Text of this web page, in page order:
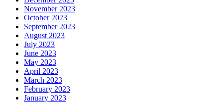
November 2023
October 2023
September 2023
August 2023
July 2023
June 2023
May 2023
April 2023
March 2023
February 2023
January 2023